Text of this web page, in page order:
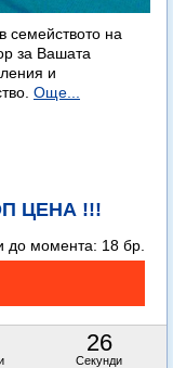
семейството на
за Вашата
и
Още...
ЦЕНА !!!
25
Секунди
до момента: 18 бр.